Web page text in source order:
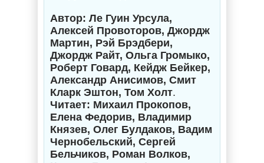
Автор: Ле Гуин Урсула,
Алексей Провоторов, Джордж
Мартин, Рэй Брэдбери,
Джордж Райт, Ольга Громыко,
Роберт Говард, Кейдж Бейкер,
Александр Анисимов, Смит
Кларк Эштон, Том Холт.
Читает: Михаил Прокопов,
Елена Федорив, Владимир
Князев, Олег Булдаков, Вадим
Чернобельский, Сергей
Бельчиков, Роман Волков,